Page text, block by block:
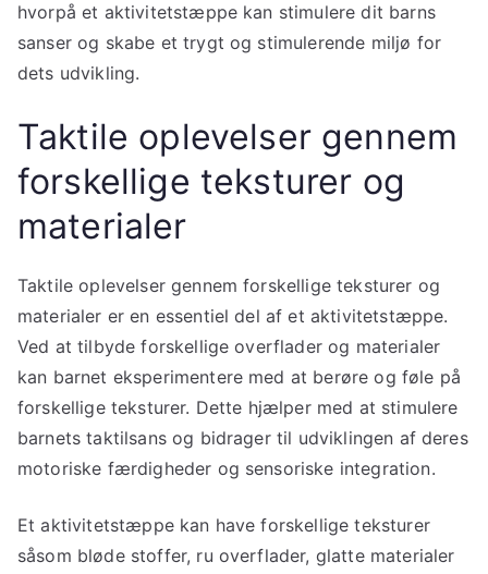
hvorpå et aktivitetstæppe kan stimulere dit barns
sanser og skabe et trygt og stimulerende miljø for
dets udvikling.
Taktile oplevelser gennem
forskellige teksturer og
materialer
Taktile oplevelser gennem forskellige teksturer og
materialer er en essentiel del af et aktivitetstæppe.
Ved at tilbyde forskellige overflader og materialer
kan barnet eksperimentere med at berøre og føle på
forskellige teksturer. Dette hjælper med at stimulere
barnets taktilsans og bidrager til udviklingen af deres
motoriske færdigheder og sensoriske integration.
Et aktivitetstæppe kan have forskellige teksturer
såsom bløde stoffer, ru overflader, glatte materialer